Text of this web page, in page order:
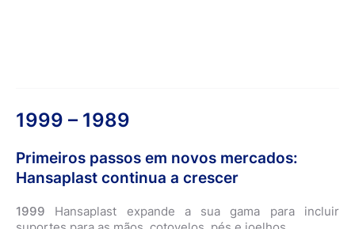
1999 – 1989
Primeiros passos em novos mercados:
Hansaplast continua a crescer
1999 Hansaplast expande a sua gama para incluir